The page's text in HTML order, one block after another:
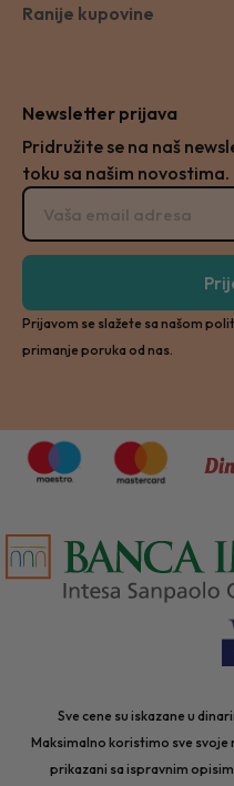
Ranije kupovine
Newsletter prijava
Pridružite se na naš
toku sa našim novostima.
Prijavom se slažete sa našom
primanje poruka od nas.
Sve cene su iskazane u
Maksimalno koristimo sve svoje
prikazani sa ispravnim